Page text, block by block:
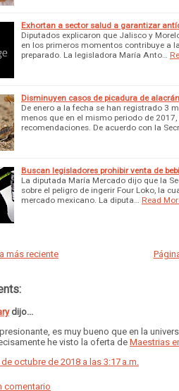
Exhortan a sector salud a garantizar
Diputados explicaron que Jalisco y
en los primeros momentos contribuye a
preparado. La legisladora María Anto…
Disminuyen casos de picadura de
De enero a la fecha se han registrado 3
menos que en el mismo periodo de
recomendaciones. De acuerdo con la Secr…
Buscan legisladores prohibir venta de
La diputada María Mercado dijo que la
sobre el peligro de ingerir Four Loko, la
mercado mexicano. La diputa…
Read
más reciente
dijo...
es muy bueno que en la
he visto la oferta deMaestrias
de octubre de 2018 a las 3:17 a.m.
comentario